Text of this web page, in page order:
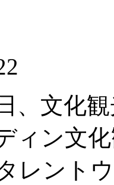
、文化
ィン文
レント